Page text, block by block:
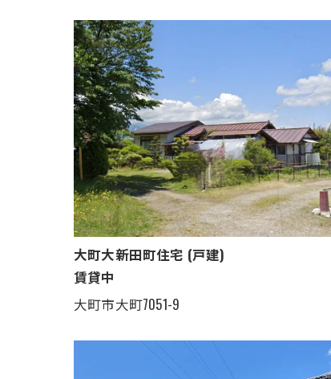
大町大新田町住宅 (戸建)
賃貸中
大町市大町7051-9